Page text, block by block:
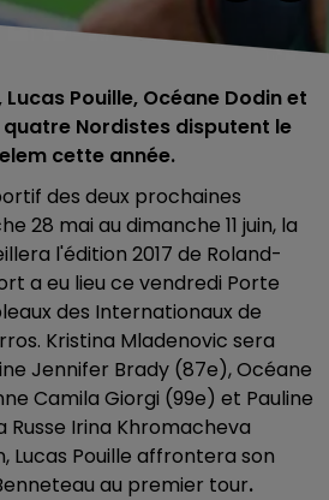
Pouille, Océane Dodin et
quatre Nordistes disputent le
cette année.
des deux prochaines
28 mai au dimanche 11 juin, la
l'édition 2017 de Roland-
a eu lieu ce vendredi Porte
des Internationaux de
Kristina Mladenovic sera
Jennifer Brady (87e), Océane
Camila Giorgi (99e) et Pauline
Irina Khromacheva
Lucas Pouille affrontera son
au premier tour.